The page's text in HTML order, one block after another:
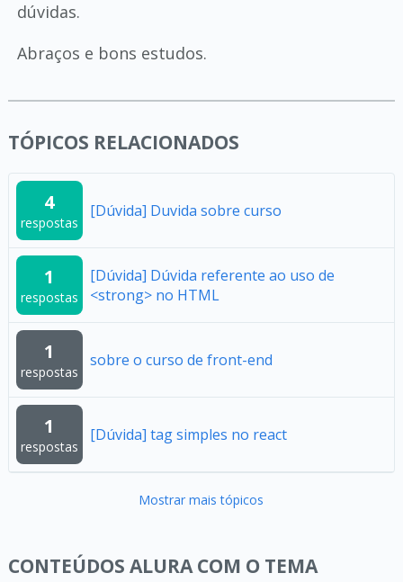
dúvidas.
Abraços e bons estudos.
TÓPICOS RELACIONADOS
4
respostas
[Dúvida] Duvida sobre curso
1
respostas
[Dúvida] Dúvida referente ao uso de
<strong> no HTML
1
respostas
sobre o curso de front-end
1
respostas
[Dúvida] tag simples no react
Mostrar mais tópicos
CONTEÚDOS ALURA COM O TEMA